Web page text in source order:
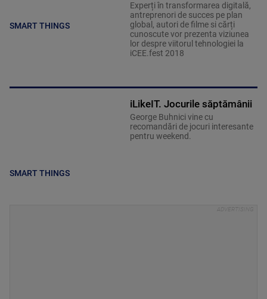
SMART THINGS
Experți în transformarea digitală,
antreprenori de succes pe plan
global, autori de filme si cărți
cunoscute vor prezenta viziunea
lor despre viitorul tehnologiei la
iCEE.fest 2018
SMART THINGS
iLikeIT. Jocurile săptămânii
George Buhnici vine cu
recomandări de jocuri interesante
pentru weekend.